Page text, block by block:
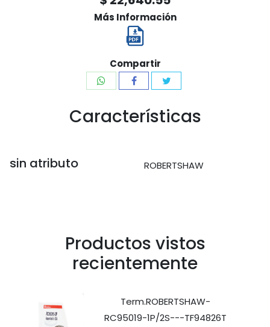
Más Información
Compartir
Características
sin atributo ROBERTSHAW
Productos vistos
recientemente
Term.ROBERTSHAW-
RC95019-1P/2S---TF94826T